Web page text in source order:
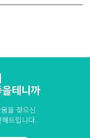
테니까
을 찾으신
드립니다.